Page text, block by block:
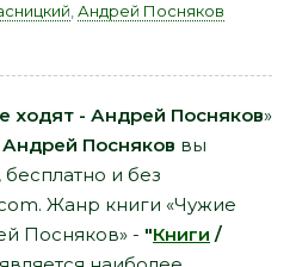
Андрей Посняков
ходят - Андрей Посняков»
Андрей Посняков вы
и без
Жанр книги «Чужие
Посняков» - "Книги /